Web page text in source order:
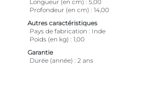
Longueur (en cm)
5,00
Profondeur (en cm)
14,00
Autres caractéristiques
Pays de fabrication
Inde
Poids (en kg)
1,00
Garantie
Durée (année)
2 ans